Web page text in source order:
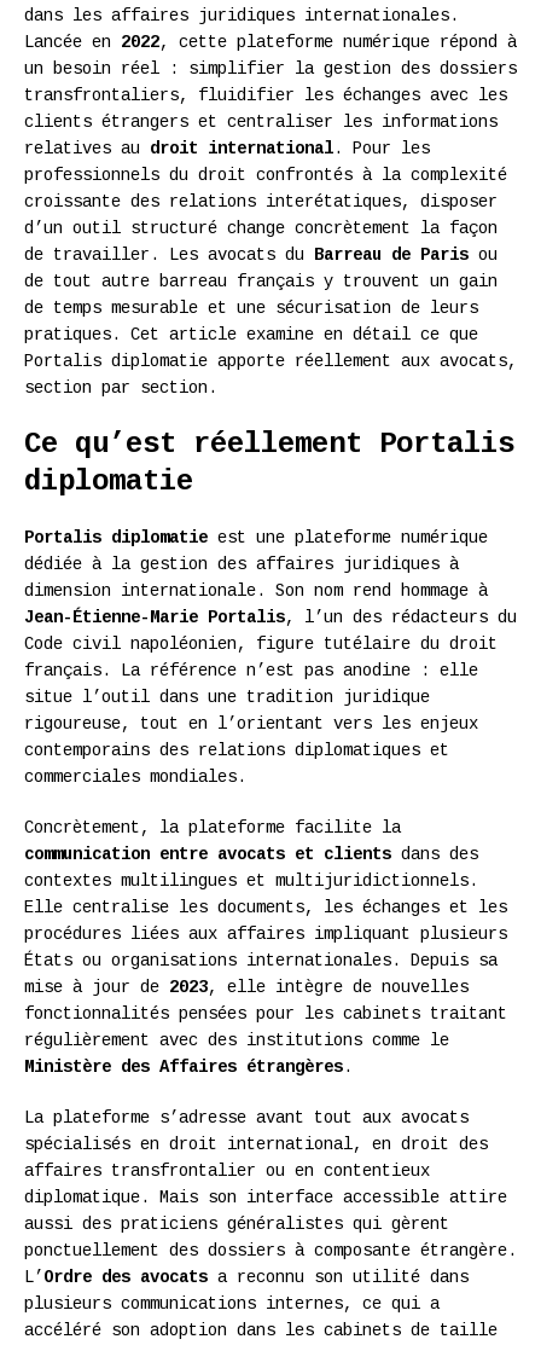
dans les affaires juridiques internationales.
Lancée en 2022, cette plateforme numérique répond à
un besoin réel : simplifier la gestion des dossiers
transfrontaliers, fluidifier les échanges avec les
clients étrangers et centraliser les informations
relatives au droit international. Pour les
professionnels du droit confrontés à la complexité
croissante des relations interétatiques, disposer
d’un outil structuré change concrètement la façon
de travailler. Les avocats du
Barreau de Paris ou
de tout autre barreau français y trouvent un gain
de temps mesurable et une sécurisation de leurs
pratiques. Cet article examine en détail ce que
Portalis diplomatie apporte réellement aux avocats,
section par section.
Ce qu’est réellement Portalis
diplomatie
Portalis diplomatie est une plateforme numérique
dédiée à la gestion des affaires juridiques à
dimension internationale. Son nom rend hommage à
Jean-Étienne-Marie Portalis, l’un des rédacteurs du
Code civil napoléonien, figure tutélaire du droit
français. La référence n’est pas anodine : elle
situe l’outil dans une tradition juridique
rigoureuse, tout en l’orientant vers les enjeux
contemporains des relations diplomatiques et
commerciales mondiales.
Concrètement, la plateforme facilite la
communication entre avocats et clients dans des
contextes multilingues et multijuridictionnels.
Elle centralise les documents, les échanges et les
procédures liées aux affaires impliquant plusieurs
États ou organisations internationales. Depuis sa
mise à jour de 2023, elle intègre de nouvelles
fonctionnalités pensées pour les cabinets traitant
régulièrement avec des institutions comme le
Ministère des Affaires étrangères.
La plateforme s’adresse avant tout aux avocats
spécialisés en droit international, en droit des
affaires transfrontalier ou en contentieux
diplomatique. Mais son interface accessible attire
aussi des praticiens généralistes qui gèrent
ponctuellement des dossiers à composante étrangère.
L’ Ordre des avocats a reconnu son utilité dans
plusieurs communications internes, ce qui a
accéléré son adoption dans les cabinets de taille